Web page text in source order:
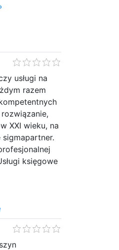
usługi na
razem
XXI wieku, na
księgowe